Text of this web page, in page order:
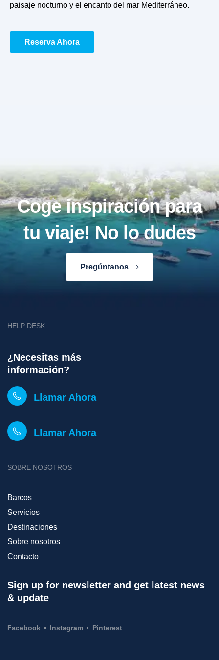
paisaje nocturno y el encanto del mar Mediterráneo.
Reserva Ahora
Coge inspiración para
tu viaje! No lo dudes
Pregúntanos
HELP DESK
¿Necesitas más
información?
Llamar Ahora
Llamar Ahora
SOBRE NOSOTROS
Barcos
Servicios
Destinaciones
Sobre nosotros
Contacto
Sign up for newsletter and get latest news
& update
Facebook Instagram Pinterest